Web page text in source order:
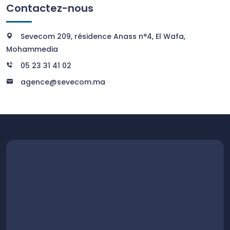
Contactez-nous
Sevecom 209, résidence Anass n°4, El Wafa,
Mohammedia
05 23 31 41 02
agence@sevecom.ma